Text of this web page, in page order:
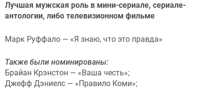
Лучшая мужская роль в мини-сериале, сериале-
антологии, либо телевизионном фильме
Марк Руффало — «Я знаю, что это правда»
Также были номинированы:
Брайан Крэнстон — «Ваша честь»;
Джефф Дэниелс — «Правило Коми»;